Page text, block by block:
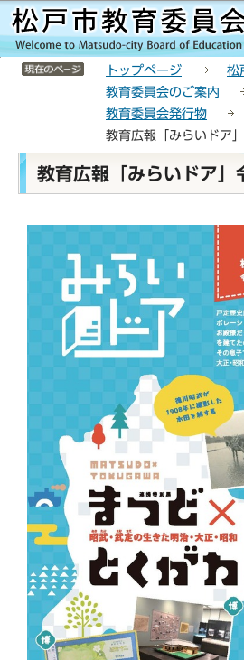
こ
の
サ
イ
このページの本文へ
サイトメニューここまで
トップページ
松
教育委員会のご案内
教育委員会発行物
教育広報「みらいドア
本
こ
教育広報「みらいドア」